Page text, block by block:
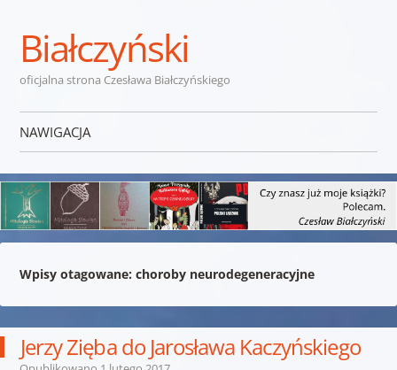
Białczyński
oficjalna strona Czesława Białczyńskiego
NAWIGACJA
Wpisy otagowane: choroby neurodegeneracyjne
Jerzy Zięba do Jarosława Kaczyńskiego